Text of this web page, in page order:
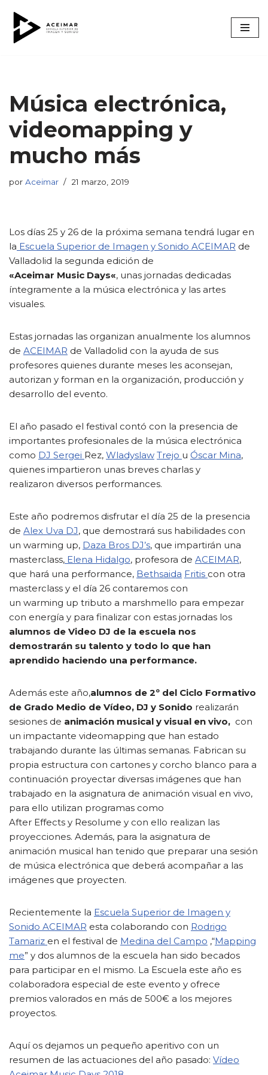
Saltar
al
Música electrónica,
videomapping y
mucho más
por Aceimar 21 marzo, 2019
Los días 25 y 26 de la próxima semana tendrá lugar en
la Escuela Superior de Imagen y Sonido ACEIMAR de
Valladolid la segunda edición de
«Aceimar Music Days«, unas jornadas dedicadas
íntegramente a la música electrónica y las artes
visuales.
Estas jornadas las organizan anualmente los alumnos
de ACEIMAR de Valladolid con la ayuda de sus
profesores quienes durante meses les aconsejan,
autorizan y forman en la organización, producción y
desarrollo del evento.
El año pasado el festival contó con la presencia de
importantes profesionales de la música electrónica
como DJ Sergei Rez, Wladyslaw Trejo u Óscar Mina,
quienes impartieron unas breves charlas y
realizaron diversos performances.
Este año podremos disfrutar el día 25 de la presencia
de Alex Uva DJ, que demostrará sus habilidades con
un warming up, Daza Bros DJ’s, que impartirán una
masterclass, Elena Hidalgo, profesora de ACEIMAR,
que hará una performance, Bethsaida Fritis con otra
masterclass y el día 26 contaremos con
un warming up tributo a marshmello para empezar
con energía y para finalizar con estas jornadas los
alumnos de Video DJ de la escuela nos
demostrarán su talento y todo lo que han
aprendido haciendo una performance.
Además este año,alumnos de 2º del Ciclo Formativo
de Grado Medio de Vídeo, DJ y Sonido realizarán
sesiones de animación musical y visual en vivo, con
un impactante videomapping que han estado
trabajando durante las últimas semanas. Fabrican su
propia estructura con cartones y corcho blanco para a
continuación proyectar diversas imágenes que han
trabajado en la asignatura de animación visual en vivo,
para ello utilizan programas como
After Effects y Resolume y con ello realizan las
proyecciones. Además, para la asignatura de
animación musical han tenido que preparar una sesión
de música electrónica que deberá acompañar a las
imágenes que proyecten.
Recientemente la Escuela Superior de Imagen y
Sonido ACEIMAR esta colaborando con Rodrigo
Tamariz en el festival de Medina del Campo ,“Mapping
me” y dos alumnos de la escuela han sido becados
para participar en el mismo. La Escuela este año es
colaboradora especial de este evento y ofrece
premios valorados en más de 500€ a los mejores
proyectos.
Aquí os dejamos un pequeño aperitivo con un
resumen de las actuaciones del año pasado: Vídeo